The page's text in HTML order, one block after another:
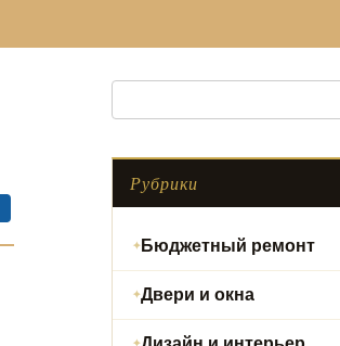
Рубрики
Бюджетный ремонт
Двери и окна